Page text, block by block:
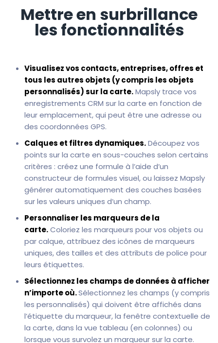
Mettre en surbrillance
les fonctionnalités
Visualisez vos contacts, entreprises, offres et
tous les autres objets (y compris les objets
personnalisés) sur la carte.Mapsly trace vos
enregistrements CRM sur la carte en fonction de
leur emplacement, qui peut être une adresse ou
des coordonnées GPS.
Calques et filtres dynamiques.Découpez vos
points sur la carte en sous-couches selon certains
critères : créez une formule à l’aide d’un
constructeur de formules visuel, ou laissez Mapsly
générer automatiquement des couches basées
sur les valeurs uniques d’un champ.
Personnaliser les marqueurs de la
carte.Coloriez les marqueurs pour vos objets ou
par calque, attribuez des icônes de marqueurs
uniques, des tailles et des attributs de police pour
leurs étiquettes.
Sélectionnez les champs de données à afficher
n’importe où.Sélectionnez les champs (y compris
les personnalisés) qui doivent être affichés dans
l’étiquette du marqueur, la fenêtre contextuelle de
la carte, dans la vue tableau (en colonnes) ou
lorsque vous survolez un marqueur sur la carte.